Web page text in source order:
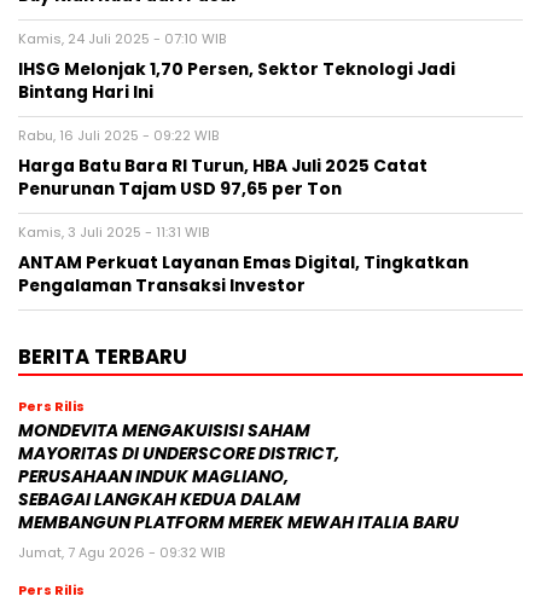
Kamis, 24 Juli 2025 - 07:10 WIB
IHSG Melonjak 1,70 Persen, Sektor Teknologi Jadi
Bintang Hari Ini
Rabu, 16 Juli 2025 - 09:22 WIB
Harga Batu Bara RI Turun, HBA Juli 2025 Catat
Penurunan Tajam USD 97,65 per Ton
Kamis, 3 Juli 2025 - 11:31 WIB
ANTAM Perkuat Layanan Emas Digital, Tingkatkan
Pengalaman Transaksi Investor
BERITA TERBARU
Pers Rilis
MONDEVITA MENGAKUISISI SAHAM
MAYORITAS DI UNDERSCORE DISTRICT,
PERUSAHAAN INDUK MAGLIANO,
SEBAGAI LANGKAH KEDUA DALAM
MEMBANGUN PLATFORM MEREK MEWAH ITALIA BARU
Jumat, 7 Agu 2026 - 09:32 WIB
Pers Rilis